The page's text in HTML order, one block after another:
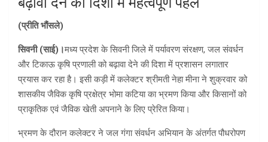
(प्रीति भौंसले)
सिवनी (साई)।मध्य प्रदेश के सिवनी जिले में पर्यावरण संरक्षण, जल संवर्धन
और टिकाऊ कृषि प्रणाली को बढ़ावा देने की दिशा में प्रशासन लगातार
प्रयास कर रहा है। इसी कड़ी में कलेक्टर श्रीमती नेहा मीना ने शुक्रवार को
शासकीय जैविक कृषि प्रक्षेत्र भोमा कटिया का भ्रमण किया और किसानों को
प्राकृतिक एवं जैविक खेती अपनाने के लिए प्रेरित किया।
भ्रमण के दौरान कलेक्टर ने जल गंगा संवर्धन अभियान के अंतर्गत पौधरोपण